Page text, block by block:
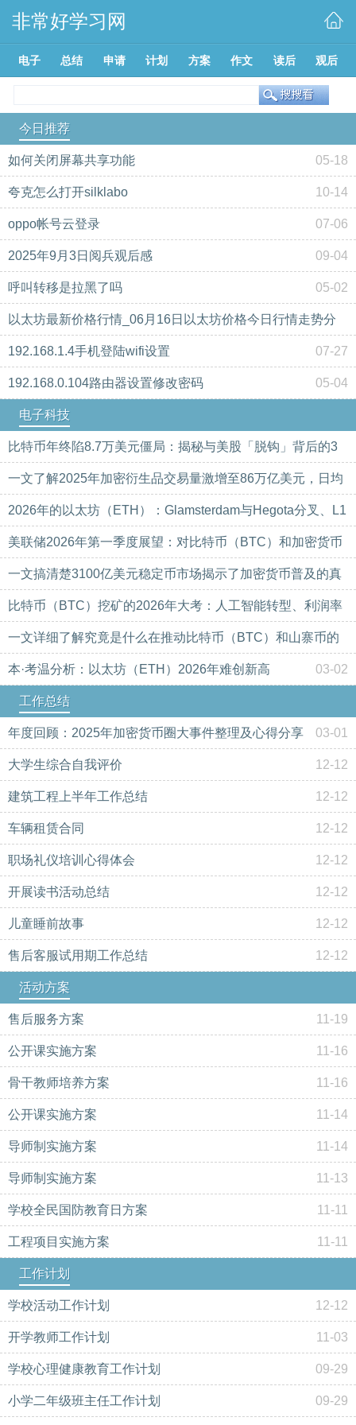
非常好学习网
电子 总结 申请 计划 方案 作文 读后 观后
今日推荐
如何关闭屏幕共享功能 05-18
夸克怎么打开silklabo 10-14
oppo帐号云登录 07-06
2025年9月3日阅兵观后感 09-04
呼叫转移是拉黑了吗 05-02
以太坊最新价格行情_06月16日以太坊价格今日行情走势分
析美元 10-28
192.168.1.4手机登陆wifi设置 07-27
192.168.0.104路由器设置修改密码 05-04
电子科技
比特币年终陷8.7万美元僵局：揭秘与美股「脱钩」背后的3
大阻力与2026佈局新路径 03-02
一文了解2025年加密衍生品交易量激增至86万亿美元，日均
达2650亿美元 03-02
2026年的以太坊（ETH）：Glamsterdam与Hegota分叉、L1
扩容等 03-02
美联储2026年第一季度展望：对比特币（BTC）和加密货币
市场的潜在影响 03-02
一文搞清楚3100亿美元稳定币市场揭示了加密货币普及的真
相 03-02
比特币（BTC）挖矿的2026年大考：人工智能转型、利润率
压力与生存之战 03-02
一文详细了解究竟是什么在推动比特币（BTC）和山寨币的
价格？ 03-02
本·考温分析：以太坊（ETH）2026年难创新高 03-02
工作总结
年度回顾：2025年加密货币圈大事件整理及心得分享 03-01
大学生综合自我评价 12-12
建筑工程上半年工作总结 12-12
车辆租赁合同 12-12
职场礼仪培训心得体会 12-12
开展读书活动总结 12-12
儿童睡前故事 12-12
售后客服试用期工作总结 12-12
活动方案
售后服务方案 11-19
公开课实施方案 11-16
骨干教师培养方案 11-16
公开课实施方案 11-14
导师制实施方案 11-14
导师制实施方案 11-13
学校全民国防教育日方案 11-11
工程项目实施方案 11-11
工作计划
学校活动工作计划 12-12
开学教师工作计划 11-03
学校心理健康教育工作计划 09-29
小学二年级班主任工作计划 09-29